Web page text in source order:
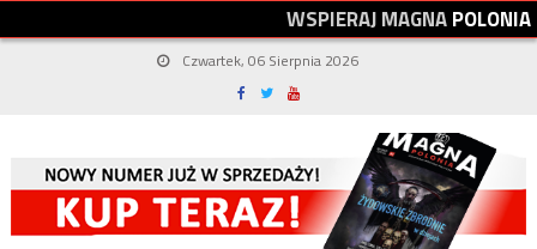
WSPIERAJMAGNAPOLONIA
Czwartek, 06 Sierpnia 2026